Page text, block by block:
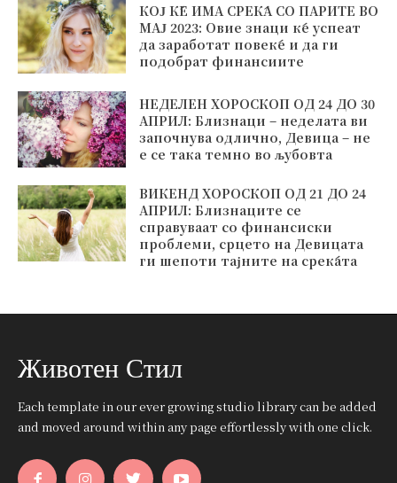
КОЈ ЌЕ ИМА СРЕЌА СО ПАРИТЕ ВО
МАЈ 2023: Овие знаци ќе успеат
да заработат повеќе и да ги
подобрат финансиите
НЕДЕЛЕН ХОРОСКОП ОД 24 ДО 30
АПРИЛ: Близнаци – неделата ви
започнува одлично, Девица – не
е се така темно во љубовта
ВИКЕНД ХОРОСКОП ОД 21 ДО 24
АПРИЛ: Близнаците се
справуваат со финансиски
проблеми, срцето на Девицата
ги шепоти тајните на среќата
Животен Стил
Each template in our ever growing studio library can be added
and moved around within any page effortlessly with one click.